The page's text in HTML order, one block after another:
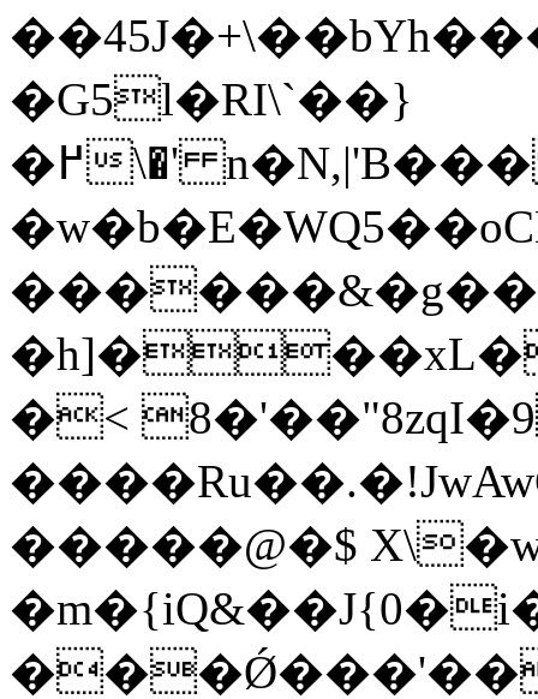
�G5l�RI\`��}
�߂\�' n�N,|'B��� a�kC7La�q�Ip$:Bl�kq���j�*T
�<
�����@�$